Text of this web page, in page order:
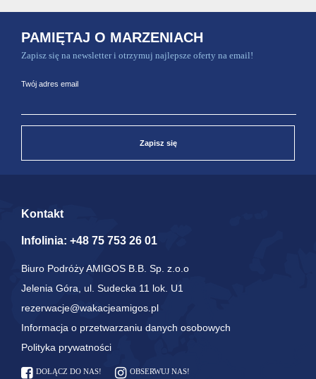
PAMIĘTAJ O MARZENIACH
Zapisz się na newsletter i otrzymuj najlepsze oferty na email!
Twój adres email
Zapisz się
Kontakt
Infolinia: +48 75 753 26 01
Biuro Podróży AMIGOS B.B. Sp. z.o.o
Jelenia Góra, ul. Sudecka 11 lok. U1
rezerwacje@wakacjeamigos.pl
Informacja o przetwarzaniu danych osobowych
Polityka prywatności
DOŁĄCZ DO NAS! OBSERWUJ NAS!